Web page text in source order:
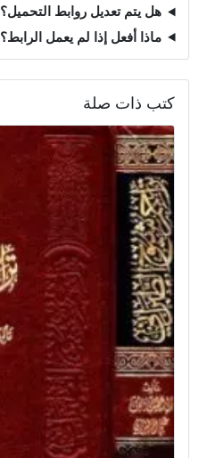
هل يتم تعديل روابط التحميل؟
ماذا أفعل إذا لم يعمل الرابط؟
كتب ذات صلة